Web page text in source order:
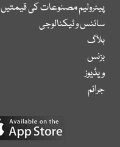
پیٹرولیم مصنوعات کی قیمتیں
سائنس و ٹیکنالوجی
بلاگ
بزنس
ویڈیوز
جرائم